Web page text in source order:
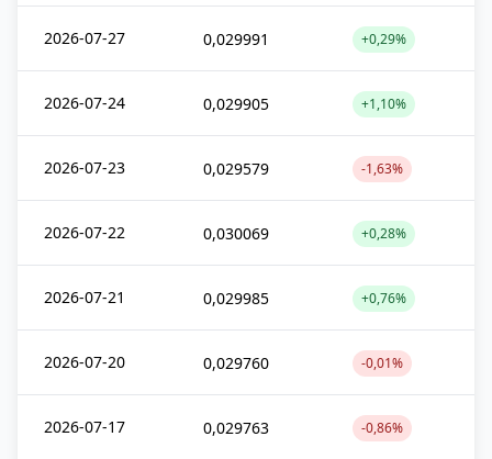
2026-07-27 0,029991 +0,29%
2026-07-24 0,029905 +1,10%
2026-07-23 0,029579 -1,63%
2026-07-22 0,030069 +0,28%
2026-07-21 0,029985 +0,76%
2026-07-20 0,029760 -0,01%
2026-07-17 0,029763 -0,86%